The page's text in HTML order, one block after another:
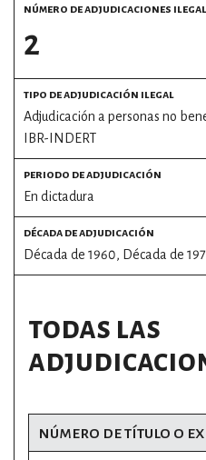
por formato
scrolls
chequeo
descargables
el surti
acerca
contacto
número de adjudicaciones
2
tipo de adjudicación ilegal
Adjudicación a personas no
IBR-INDERT
periodo de adjudicación
En dictadura
década de adjudicación
Década de 1960, Década de
todas las
número de título o